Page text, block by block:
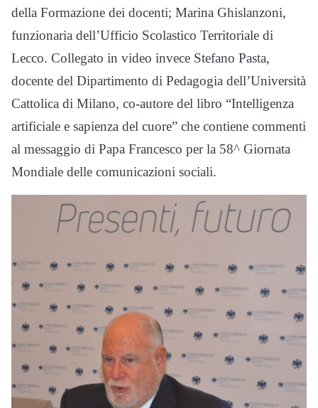
della Formazione dei docenti; Marina Ghislanzoni,
funzionaria dell’Ufficio Scolastico Territoriale di
Lecco. Collegato in video invece Stefano Pasta,
docente del Dipartimento di Pedagogia dell’Università
Cattolica di Milano, co-autore del libro “Intelligenza
artificiale e sapienza del cuore” che contiene commenti
al messaggio di Papa Francesco per la 58^ Giornata
Mondiale delle comunicazioni sociali.